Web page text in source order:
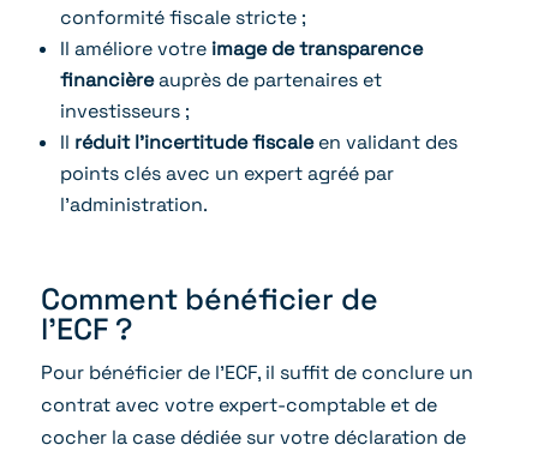
conformité fiscale stricte ;
Il améliore votreimage de transparence
financièreauprès de partenaires et
investisseurs ;
Il réduit l’incertitude fiscaleen validant des
points clés avec un expert agréé par
l’administration.
Comment bénéficier de
l’ECF ?
Pour bénéficier de l’ECF, il suffit de conclure un
contrat avec votre expert-comptable et de
cocher la case dédiée sur votre déclaration de